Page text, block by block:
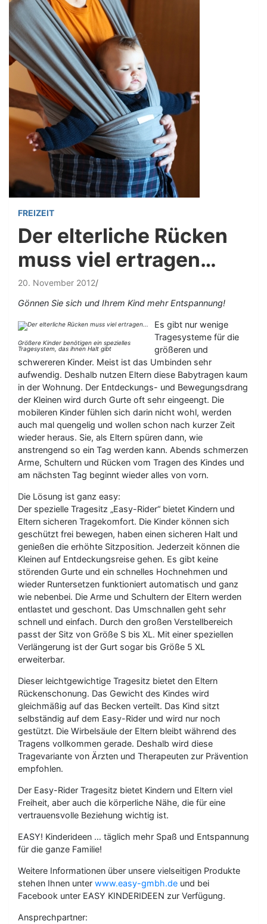
FREIZEIT
Der elterliche Rücken
muss viel ertragen…
20. November 2012
Gönnen Sie sich und Ihrem Kind mehr Entspannung!
Größere Kinder benötigen ein spezielles
Tragesystem, das ihnen Halt gibt
Es gibt nur wenige
Tragesysteme für die
größeren und
schwereren Kinder. Meist ist das Umbinden sehr
aufwendig. Deshalb nutzen Eltern diese Babytragen kaum
in der Wohnung. Der Entdeckungs- und Bewegungsdrang
der Kleinen wird durch Gurte oft sehr eingeengt. Die
mobileren Kinder fühlen sich darin nicht wohl, werden
auch mal quengelig und wollen schon nach kurzer Zeit
wieder heraus. Sie, als Eltern spüren dann, wie
anstrengend so ein Tag werden kann. Abends schmerzen
Arme, Schultern und Rücken vom Tragen des Kindes und
am nächsten Tag beginnt wieder alles von vorn.
Die Lösung ist ganz easy:
Der spezielle Tragesitz „Easy-Rider“ bietet Kindern und
Eltern sicheren Tragekomfort. Die Kinder können sich
geschützt frei bewegen, haben einen sicheren Halt und
genießen die erhöhte Sitzposition. Jederzeit können die
Kleinen auf Entdeckungsreise gehen. Es gibt keine
störenden Gurte und ein schnelles Hochnehmen und
wieder Runtersetzen funktioniert automatisch und ganz
wie nebenbei. Die Arme und Schultern der Eltern werden
entlastet und geschont. Das Umschnallen geht sehr
schnell und einfach. Durch den großen Verstellbereich
passt der Sitz von Größe S bis XL. Mit einer speziellen
Verlängerung ist der Gurt sogar bis Größe 5 XL
erweiterbar.
Dieser leichtgewichtige Tragesitz bietet den Eltern
Rückenschonung. Das Gewicht des Kindes wird
gleichmäßig auf das Becken verteilt. Das Kind sitzt
selbständig auf dem Easy-Rider und wird nur noch
gestützt. Die Wirbelsäule der Eltern bleibt während des
Tragens vollkommen gerade. Deshalb wird diese
Tragevariante von Ärzten und Therapeuten zur Prävention
empfohlen.
Der Easy-Rider Tragesitz bietet Kindern und Eltern viel
Freiheit, aber auch die körperliche Nähe, die für eine
vertrauensvolle Beziehung wichtig ist.
EASY! Kinderideen … täglich mehr Spaß und Entspannung
für die ganze Familie!
Weitere Informationen über unsere vielseitigen Produkte
stehen Ihnen unter www.easy-gmbh.de und bei
Facebook unter EASY KINDERIDEEN zur Verfügung.
Ansprechpartner: